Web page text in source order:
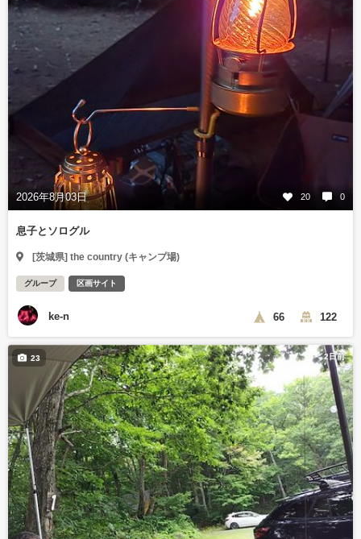
2026年8月03日 20 0
息子とソログル
[茨城県] the country (キャンプ場)
グループ 区画サイト
ke-n 66 122
2日前
23